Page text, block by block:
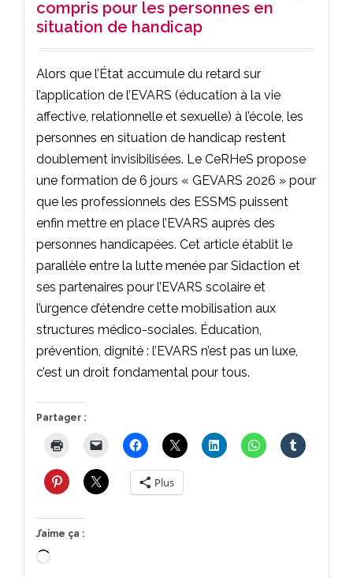
compris pour les personnes en
situation de handicap
Alors que l’État accumule du retard sur
l’application de l’EVARS (éducation à la vie
affective, relationnelle et sexuelle) à l’école, les
personnes en situation de handicap restent
doublement invisibilisées. Le CeRHeS propose
une formation de 6 jours « GEVARS 2026 » pour
que les professionnels des ESSMS puissent
enfin mettre en place l’EVARS auprès des
personnes handicapées. Cet article établit le
parallèle entre la lutte menée par Sidaction et
ses partenaires pour l’EVARS scolaire et
l’urgence d’étendre cette mobilisation aux
structures médico-sociales. Éducation,
prévention, dignité : l’EVARS n’est pas un luxe,
c’est un droit fondamental pour tous.
Partager :
Plus
J’aime ça :
Chargement…